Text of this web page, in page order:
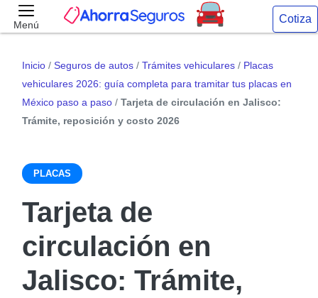
Menú Cotiza
Inicio / Seguros de autos / Trámites vehiculares / Placas
vehiculares 2026: guía completa para tramitar tus placas en
México paso a paso / Tarjeta de circulación en Jalisco:
Trámite, reposición y costo 2026
PLACAS
Tarjeta de
circulación en
Jalisco: Trámite,